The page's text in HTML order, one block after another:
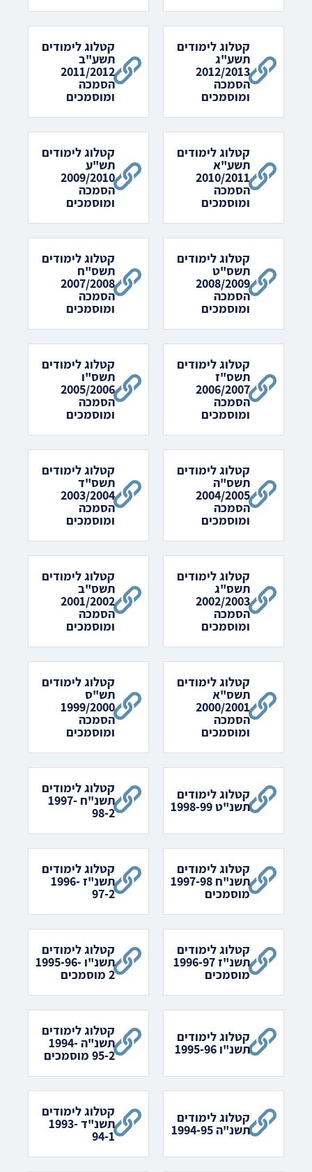
קטלוג לימודים
תשע"ג
2012/2013
הסמכה
ומוסמכים
קטלוג לימודים
תשע"ב
2011/2012
הסמכה
ומוסמכים
קטלוג לימודים
תשע"א
2010/2011
הסמכה
ומוסמכים
קטלוג לימודים
תש"ע
2009/2010
הסמכה
ומוסמכים
קטלוג לימודים
תשס"ט
2008/2009
הסמכה
ומוסמכים
קטלוג לימודים
תשס"ח
2007/2008
הסמכה
ומוסמכים
קטלוג לימודים
תשס"ז
2006/2007
הסמכה
ומוסמכים
קטלוג לימודים
תשס"ו
2005/2006
הסמכה
ומוסמכים
קטלוג לימודים
תשס"ה
2004/2005
הסמכה
ומוסמכים
קטלוג לימודים
תשס"ד
2003/2004
הסמכה
ומוסמכים
קטלוג לימודים
תשס"ג
2002/2003
הסמכה
ומוסמכים
קטלוג לימודים
תשס"ב
2001/2002
הסמכה
ומוסמכים
קטלוג לימודים
תשס"א
2000/2001
הסמכה
ומוסמכים
קטלוג לימודים
תש"ס
1999/2000
הסמכה
ומוסמכים
קטלוג לימודים
תשנ"ט 1998-99
קטלוג לימודים
תשנ"ח 1997-
98-2
קטלוג לימודים
תשנ"ח 1997-98
מוסמכים
קטלוג לימודים
תשנ"ז 1996-
97-2
קטלוג לימודים
תשנ"ז 1996-97
מוסמכים
קטלוג לימודים
תשנ"ו 1995-96-
2 מוסמכים
קטלוג לימודים
תשנ"ו 1995-96
קטלוג לימודים
תשנ"ה 1994-
95-2 מוסמכים
קטלוג לימודים
תשנ"ה 1994-95
קטלוג לימודים
תשנ"ד 1993-
94-1